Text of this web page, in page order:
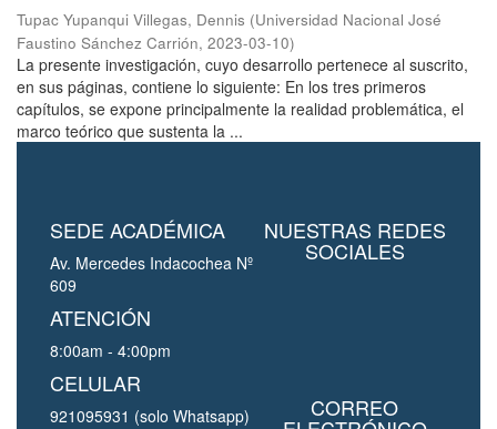
Tupac Yupanqui Villegas, Dennis (Universidad Nacional José
Faustino Sánchez Carrión, 2023-03-10)
La presente investigación, cuyo desarrollo pertenece al suscrito,
en sus páginas, contiene lo siguiente: En los tres primeros
capítulos, se expone principalmente la realidad problemática, el
marco teórico que sustenta la ...
SEDE ACADÉMICA
Av. Mercedes Indacochea Nº
609
ATENCIÓN
8:00am - 4:00pm
CELULAR
921095931 (solo Whatsapp)
NUESTRAS REDES
SOCIALES
CORREO